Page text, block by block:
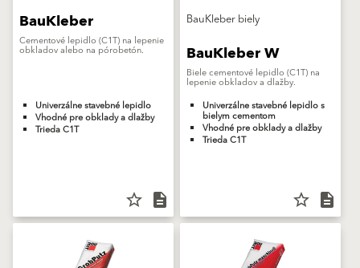
BauKleber
Cementové lepidlo (C1T) na lepenie
obkladov alebo na pórobetón.
Univerzálne stavebné lepidlo
Vhodné pre obklady a dlažby
Trieda C1T
star_border description
BauKleber biely
BauKleber W
Biele cementové lepidlo (C1T) na
lepenie obkladov a dlažby.
Univerzálne stavebné lepidlo s
bielym cementom
Vhodné pre obklady a dlažby
Trieda C1T
star_border description